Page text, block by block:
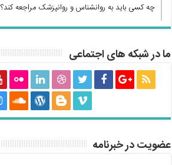
چه کسی باید به روانشناس و روانپزشک مراجعه کند؟
ما در شبکه های اجتماعی
عضویت در خبرنامه